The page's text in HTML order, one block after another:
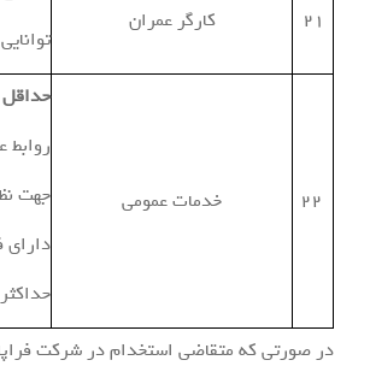
21 كارگر عمران
خدمات عمومی
روابط
جهت
حداکثر
در صورتی که متقاضی استخدام در شرکت